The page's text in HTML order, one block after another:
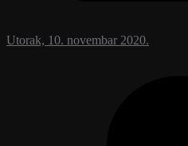
Utorak, 10. novembar 2020.